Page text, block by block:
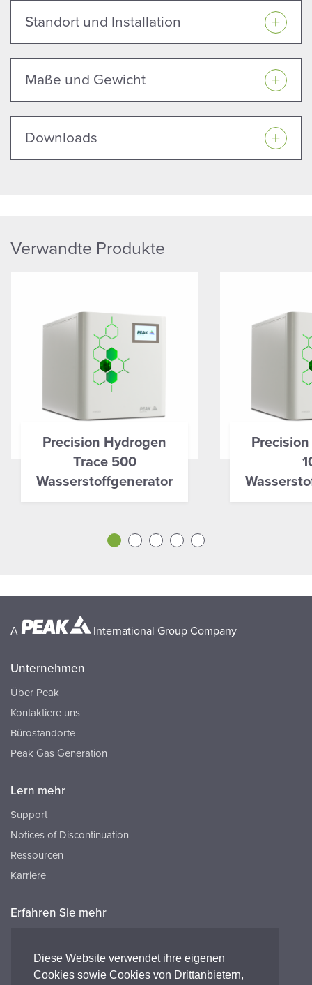
Diese Website verwendet ihre eigenen
Cookies sowie Cookies von Drittanbietern,
Standort und Installation
Maße und Gewicht
Downloads
Verwandte Produkte
Precision Hydrogen
Trace 500
Wasserstoffgenerator
A International Group Company
Unternehmen
Über Peak
Kontaktiere uns
Bürostandorte
Peak Gas Generation
Lern mehr
Support
Notices of Discontinuation
Ressourcen
Karriere
Erfahren Sie mehr
FAQ's
Peak HQ tel:+44 141 812 8100